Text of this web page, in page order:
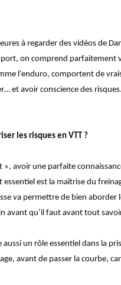
à regarder des vidéos de
on comprend
l’enduro, comportent de
et avoir conscience des
les risques en VTT ?
», avoir une parfaite
essentiel est la maîtrise du
va permettre de bien aborder
avant qu’il faut avant tout
aussi un rôle essentiel dans la
avant de passer la courbe,